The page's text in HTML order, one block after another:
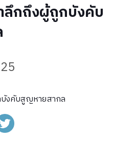
ลึกถึงผู้ถูกบังคับ
งคับสูญหายสากล